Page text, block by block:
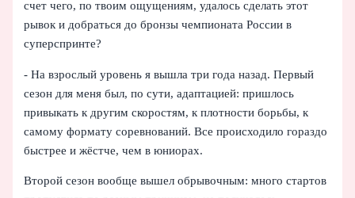
счет чего, по твоим ощущениям, удалось сделать этот
рывок и добраться до бронзы чемпионата России в
суперспринте?
- На взрослый уровень я вышла три года назад. Первый
сезон для меня был, по сути, адаптацией: пришлось
привыкать к другим скоростям, к плотности борьбы, к
самому формату соревнований. Все происходило гораздо
быстрее и жёстче, чем в юниорах.
Второй сезон вообще вышел обрывочным: много стартов